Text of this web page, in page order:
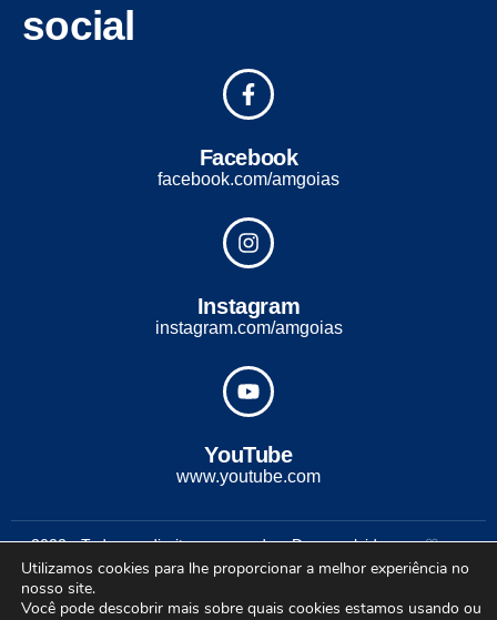
social
Facebook
facebook.com/amgoias
Instagram
instagram.com/amgoias
YouTube
www.youtube.com
2022 - Todos os direitos reservados. Desenvolvido com ♡ por
Conexão Soluções Corporativas
Utilizamos cookies para lhe proporcionar a melhor experiência no
nosso site.
Você pode descobrir mais sobre quais cookies estamos usando ou